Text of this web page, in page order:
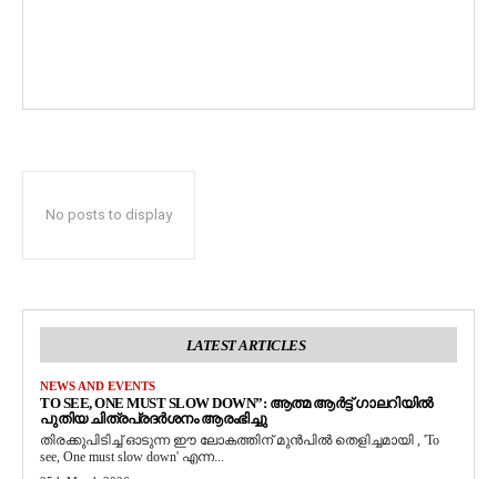
No posts to display
LATEST ARTICLES
NEWS AND EVENTS
TO SEE, ONE MUST SLOW DOWN”: ആത്മ ആർട്ട് ഗാലറിയിൽ
പുതിയ ചിത്രപ്രദർശനം ആരംഭിച്ചു
തിരക്കുപിടിച്ച് ഓടുന്ന ഈ ലോകത്തിന് മുൻപിൽ തെളിച്ചമായി , 'To
see, One must slow down' എന്ന...